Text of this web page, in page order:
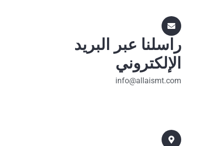
راسلنا عبر البريد
الإلكتروني
info@allaismt.com